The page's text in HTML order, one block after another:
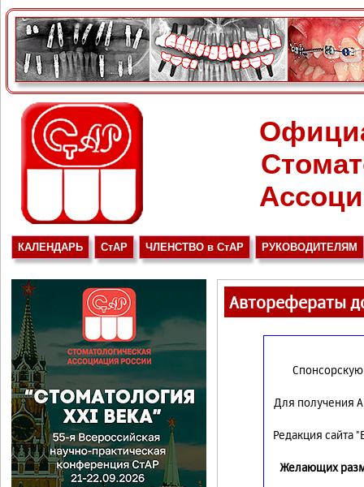
КАЛЕНДАРЬ СтАР ЧЛЕНСТВО в СтАР РУКОВОДИТЕЛЯМ
Авторефераты
Для получения
Редакция сайта
Желающих